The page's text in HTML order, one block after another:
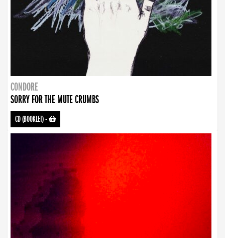
CONDORE
SORRY FOR THE MUTE CRUMBS
CD (BOOKLET)-